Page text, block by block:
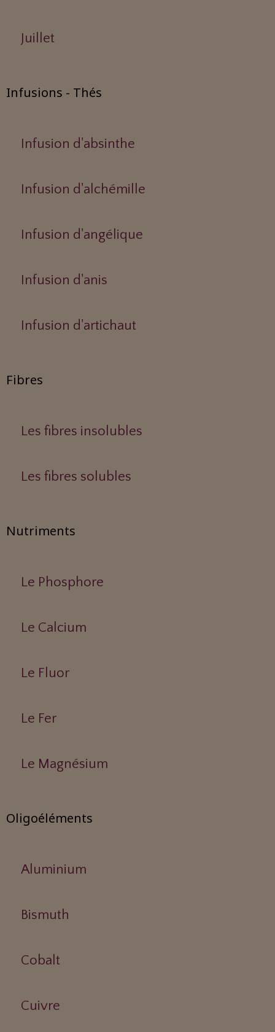
Juillet
Infusions - Thés
Infusion d'absinthe
Infusion d'alchémille
Infusion d'angélique
Infusion d'anis
Infusion d'artichaut
Fibres
Les fibres insolubles
Les fibres solubles
Nutriments
Le Phosphore
Le Calcium
Le Fluor
Le Fer
Le Magnésium
Oligoéléments
Aluminium
Bismuth
Cobalt
Cuivre